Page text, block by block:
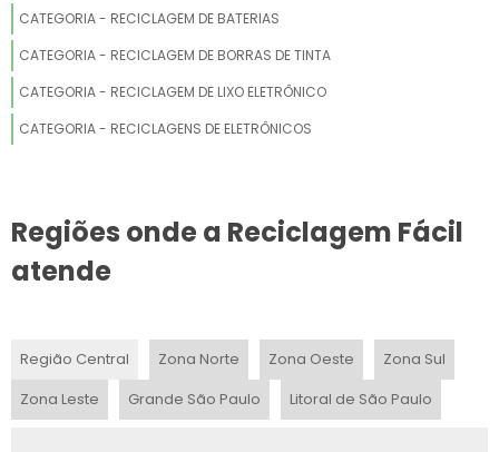
DESCARTE DE EQUIPAMENTO DE INFORMÁTICA
DESCARTE DE HD
DESCARTE DE DOCUMENTOS EMPRESARIAIS
DESCARTE DE COMPUTADOR USADO
COLETA DE MATERIAL FERROSO
CATEGORIA - RECICLAGEM DE BATERIAS
CATEGORIA - RECICLAGEM DE BORRAS DE TINTA
CATEGORIA - RECICLAGEM DE LIXO ELETRÔNICO
CATEGORIA - RECICLAGENS DE ELETRÔNICOS
Regiões onde a Reciclagem Fácil
atende
Região Central Zona Norte Zona Oeste
Zona Sul
Zona Leste
Grande São Paulo Litoral de São Paulo